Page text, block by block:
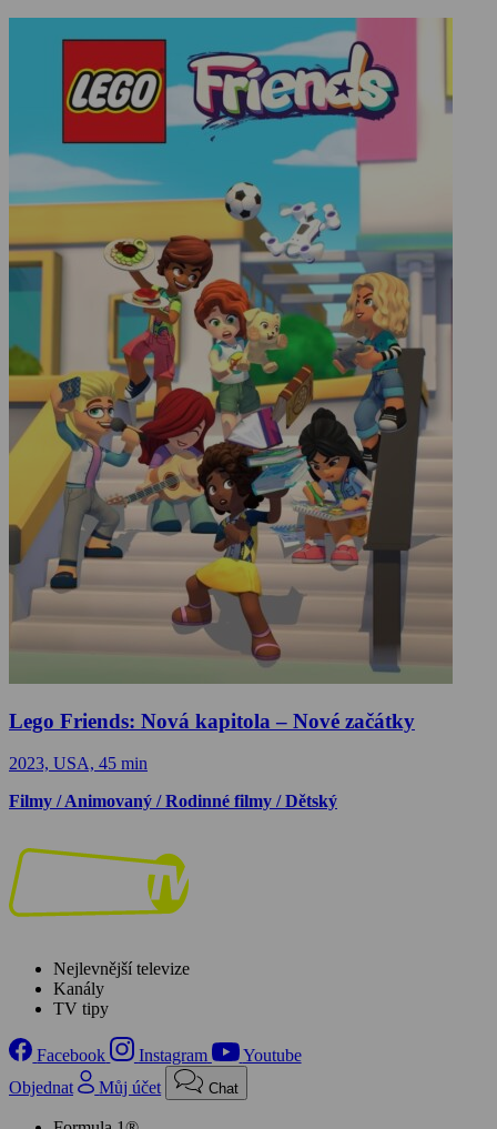
Lego Friends: Nová kapitola – Nové začátky
2023, USA, 45 min
Filmy / Animovaný / Rodinné filmy / Dětský
Nejlevnější televize
Kanály
TV tipy
Facebook Instagram
Youtube
Objednat
Můj účet Chat